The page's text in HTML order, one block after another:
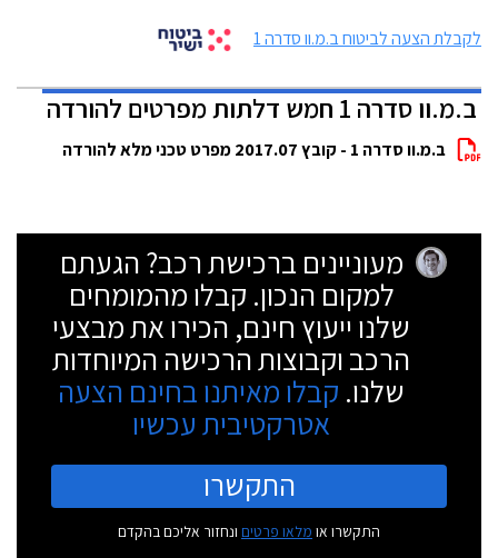
לקבלת הצעה לביטוח ב.מ.וו סדרה 1
ב.מ.וו סדרה 1 חמש דלתות מפרטים להורדה
ב.מ.וו סדרה 1 - קובץ 2017.07 מפרט טכני מלא להורדה
מעוניינים ברכישת רכב? הגעתם
למקום הנכון. קבלו מהמומחים
שלנו ייעוץ חינם, הכירו את מבצעי
הרכב וקבוצות הרכישה המיוחדות
שלנו. קבלו מאיתנו בחינם הצעה
אטרקטיבית עכשיו
התקשרו
התקשרו או מלאו פרטים ונחזור אליכם בהקדם